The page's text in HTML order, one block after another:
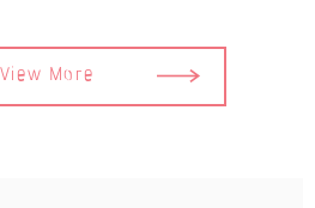
View More